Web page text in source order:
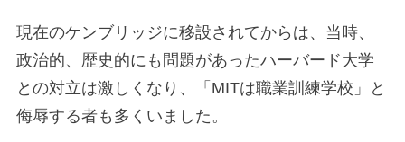
現在のケンブリッジに移設されてからは、当時、
政治的、歴史的にも問題があったハーバード大学
との対立は激しくなり、「MITは職業訓練学校」と
侮辱する者も多くいました。